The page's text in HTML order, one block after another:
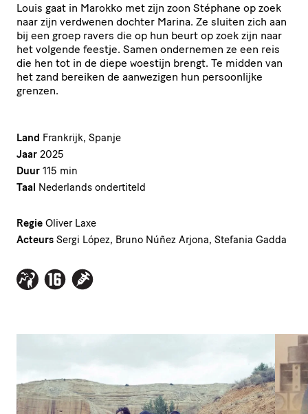
Louis gaat in Marokko met zijn zoon Stéphane op zoek
naar zijn verdwenen dochter Marina. Ze sluiten zich aan
bij een groep ravers die op hun beurt op zoek zijn naar
het volgende feestje. Samen ondernemen ze een reis
die hen tot in de diepe woestijn brengt. Te midden van
het zand bereiken de aanwezigen hun persoonlijke
grenzen.
Land Frankrijk, Spanje
Jaar 2025
Duur 115 min
Taal Nederlands ondertiteld
Regie Oliver Laxe
Acteurs Sergi López, Bruno Núñez Arjona, Stefania Gadda